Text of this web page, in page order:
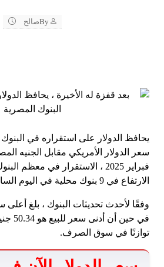
Byصالح
يحافظ الدولار على استقراره في
فبراير 2025 ، الاستقرار في
الارتفاع في 9 بنوك محلية في اليوم السابق يوم أمس .
في
توازنًا في سوق الصرف.